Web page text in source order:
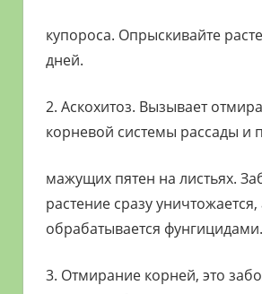
купороса. Опрыскивайте
дней.
2. Аскохитоз. Вызывает
корневой системы рассады и
мажущих пятен на листьях.
растение сразу уничтожается,
обрабатывается фунгицидами.
3. Отмирание корней, этo